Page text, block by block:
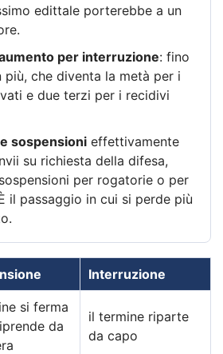
edittale porterebbe a un
per interruzione: fino
più, che diventa la metà per i
e due terzi per i recidivi
sospensioni effettivamente
su richiesta della difesa,
per rogatorie o per
il passaggio in cui si perde più
Interruzione
si ferma
da
il termine riparte
da capo